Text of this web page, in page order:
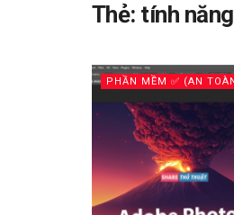
Thẻ: tính
PHẦN MỀM ✅ (AN